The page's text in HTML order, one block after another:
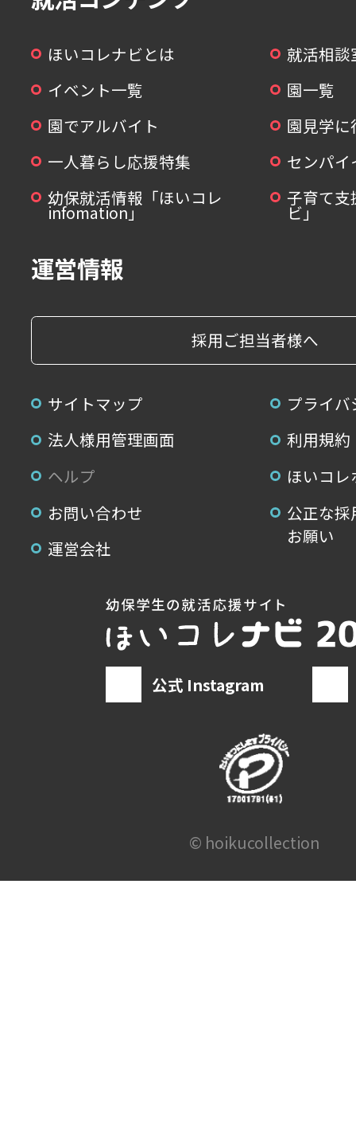
ほいコレナビとは
就活相談
イベント一覧
園一覧
園でアルバイト
園見学
一人暮らし応援特集
センパ
幼保就活情報「ほいコレ
infomation」
子育て支
ビ」
運営情報
採用ご担当者様へ
サイトマップ
プライ
法人様用管理画面
利用規約
ヘルプ
ほいコ
お問い合わせ
公正な
お願い
運営会社
公式 Instagram
© hoikucollection